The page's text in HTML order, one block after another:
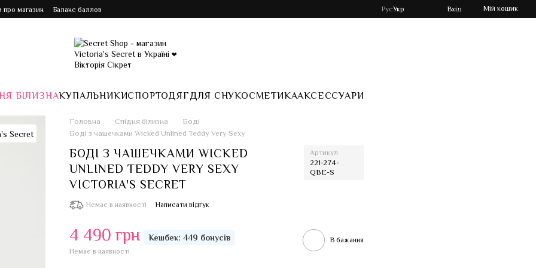
про магазин Баланс баллов РусУкр Вхід Мій кошик
БІЛИЗНАКУПАЛЬНИКИСПОРТОДЯГДЛЯ СНУКОСМЕТИКААКСЕССУАРИ
Головна Спідня білизна
Боді
Боді з чашечками Wicked Unlined Teddy Very Sexy
БОДІ З ЧАШЕЧКАМИ WICKED
UNLINED TEDDY VERY SEXY
VICTORIA'S SECRET
Артикул
221-274-
QBE-S
Немає в наявності Написати відгук
4 490 грн Кешбек: 449 бонусів
Немає в наявності
В бажання